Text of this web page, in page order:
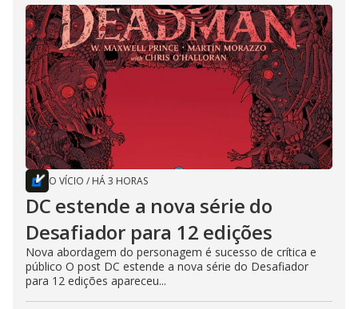
O VÍCIO / HÁ 3 HORAS
DC estende a nova série do
Desafiador para 12 edições
Nova abordagem do personagem é sucesso de crítica e
público O post DC estende a nova série do Desafiador
para 12 edições apareceu...